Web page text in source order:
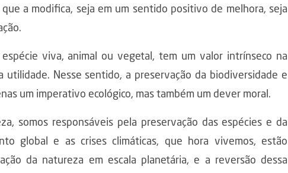
a modifica, seja em um sentido positivo de melhora, seja
viva, animal ou vegetal, tem um valor intrínseco na
utilidade. Nesse sentido, a preservação da biodiversidade e
um imperativo ecológico, mas também um dever moral.
somos responsáveis pela preservação das espécies e da
global e as crises climáticas, que hora vivemos, estão
da natureza em escala planetária, e a reversão dessa